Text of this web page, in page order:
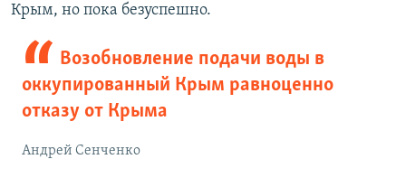
Крым, но пока безуспешно.
Возобновление подачи воды в
оккупированный Крым равноценно
отказу от Крыма
Андрей Сенченко